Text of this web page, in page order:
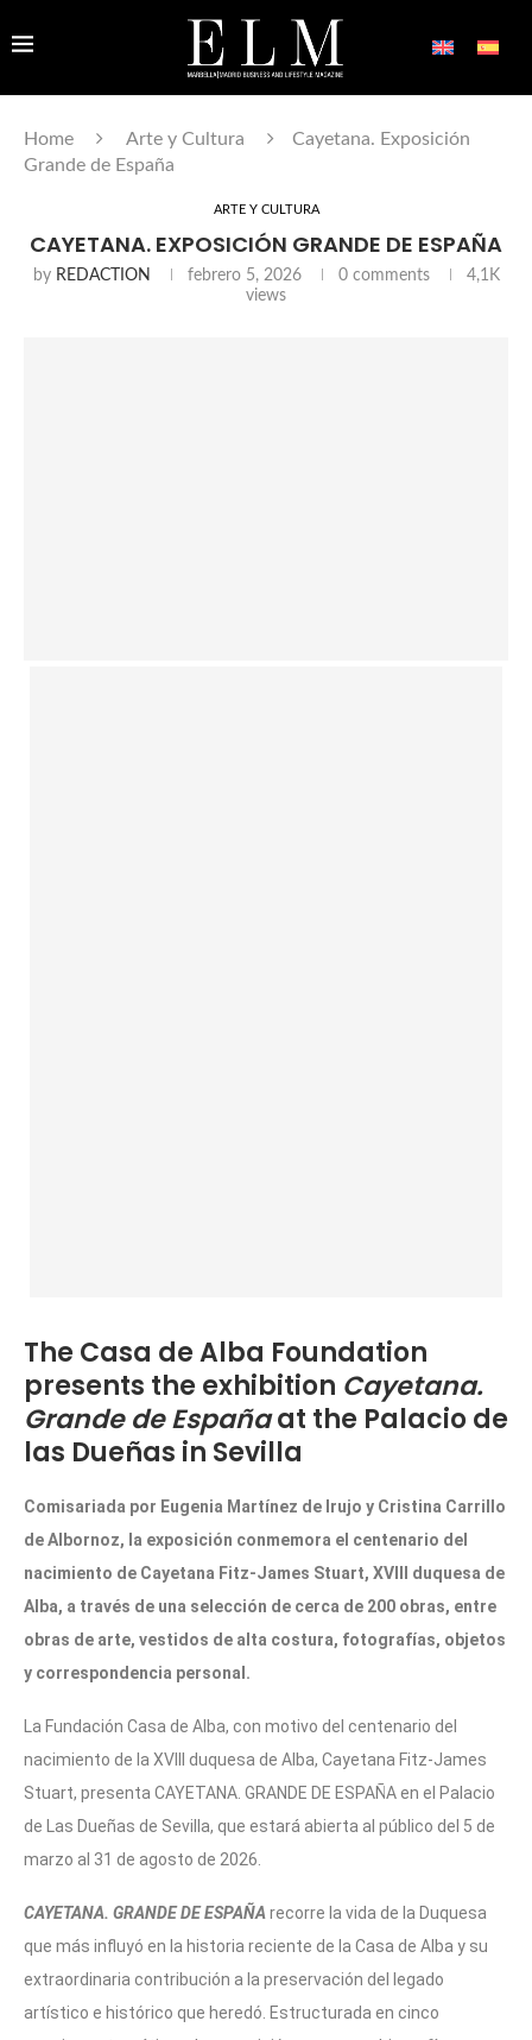
Home Arte y Cultura
Cayetana. Exposición
Grande de España
ARTE Y CULTURA
CAYETANA. EXPOSICIÓN GRANDE DE ESPAÑA
by REDACTION febrero 5, 2026 0 comments
4,1K
views
The Casa de Alba Foundation
presents the exhibition Cayetana.
Grande de Españaat the Palacio de
las Dueñas in Sevilla
Comisariada por Eugenia Martínez de Irujo y Cristina Carrillo
de Albornoz, la exposición conmemora el centenario del
nacimiento de Cayetana Fitz-James Stuart, XVIII duquesa de
Alba, a través de una selección de cerca de 200 obras, entre
obras de arte, vestidos de alta costura, fotografías, objetos
y correspondencia personal.
La Fundación Casa de Alba, con motivo del centenario del
nacimiento de la XVIII duquesa de Alba, Cayetana Fitz-James
Stuart, presenta CAYETANA. GRANDE DE ESPAÑA en el Palacio
de Las Dueñas de Sevilla, que estará abierta al público del 5 de
marzo al 31 de agosto de 2026.
CAYETANA. GRANDE DE ESPAÑA recorre la vida de la Duquesa
que más influyó en la historia reciente de la Casa de Alba y su
extraordinaria contribución a la preservación del legado
artístico e histórico que heredó. Estructurada en cinco